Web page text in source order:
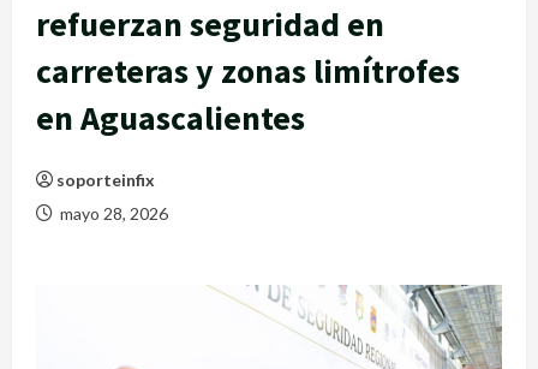
refuerzan seguridad en
carreteras y zonas limítrofes
en Aguascalientes
soporteinfix
mayo 28, 2026